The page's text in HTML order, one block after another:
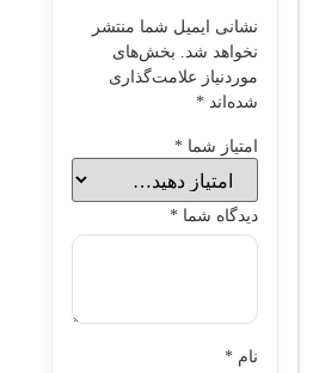
نشانی ایمیل شما منتشر
نخواهد شد.
بخش‌های
موردنیاز علامت‌گذاری
شده‌اند *
امتیاز شما *
دیدگاه شما *
نام *